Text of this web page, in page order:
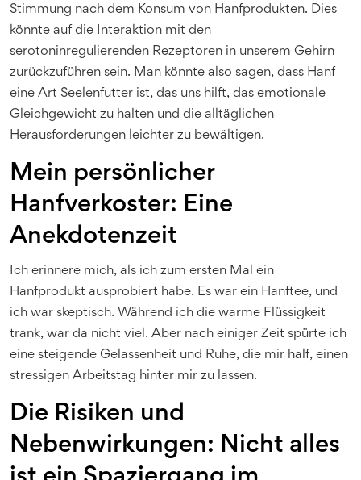
Stimmung nach dem Konsum von Hanfprodukten. Dies
könnte auf die Interaktion mit den
serotoninregulierenden Rezeptoren in unserem Gehirn
zurückzuführen sein. Man könnte also sagen, dass Hanf
eine Art Seelenfutter ist, das uns hilft, das emotionale
Gleichgewicht zu halten und die alltäglichen
Herausforderungen leichter zu bewältigen.
Mein persönlicher
Hanfverkoster: Eine
Anekdotenzeit
Ich erinnere mich, als ich zum ersten Mal ein
Hanfprodukt ausprobiert habe. Es war ein Hanftee, und
ich war skeptisch. Während ich die warme Flüssigkeit
trank, war da nicht viel. Aber nach einiger Zeit spürte ich
eine steigende Gelassenheit und Ruhe, die mir half, einen
stressigen Arbeitstag hinter mir zu lassen.
Die Risiken und
Nebenwirkungen: Nicht alles